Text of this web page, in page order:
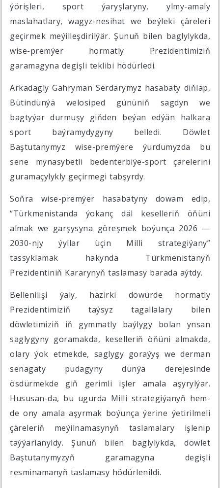
ýörişleri, sport ýaryşlaryny, ylmy-amaly
maslahatlary, wagyz-nesihat we beýleki çäreleri
geçirmek meýilleşdirilýär. Şunuň bilen baglylykda,
wise-premýer hormatly Prezidentimiziň
garamagyna degişli teklibi hödürledi.
Arkadagly Gahryman Serdarymyz hasabaty diňläp,
Bütindünýä welosiped gününiň sagdyn we
bagtyýar durmuşy giňden beýan edýän halkara
sport baýramydygyny belledi. Döwlet
Baştutanymyz wise-premýere ýurdumyzda bu
sene mynasybetli bedenterbiýe-sport çärelerini
guramaçylykly geçirmegi tabşyrdy.
Soňra wise-premýer hasabatyny dowam edip,
“Türkmenistanda ýokanç däl keselleriň öňüni
almak we garşysyna göreşmek boýunça 2026 —
2030-njy ýyllar üçin Milli strategiýany”
tassyklamak hakynda Türkmenistanyň
Prezidentiniň Kararynyň taslamasy barada aýtdy.
Bellenilişi ýaly, häzirki döwürde hormatly
Prezidentimiziň taýsyz tagallalary bilen
döwletimiziň iň gymmatly baýlygy bolan ynsan
saglygyny goramakda, keselleriň öňüni almakda,
olary ýok etmekde, saglygy goraýyş we derman
senagaty pudagyny dünýä derejesinde
ösdürmekde giň gerimli işler amala aşyrylýar.
Hususan-da, bu ugurda Milli strategiýanyň hem-
de ony amala aşyrmak boýunça ýerine ýetirilmeli
çäreleriň meýilnamasynyň taslamalary işlenip
taýýarlanyldy. Şunuň bilen baglylykda, döwlet
Baştutanymyzyň garamagyna degişli
resminamanyň taslamasy hödürlenildi.